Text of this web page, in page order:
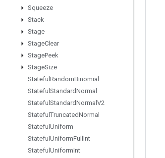
Squeeze
Stack
Stage
StageClear
StagePeek
StageSize
Stateful RandomBinomial
Stateful StandardNormal
Stateful StandardNormal V2
Stateful TruncatedNormal
Stateful Uniform
Stateful UniformFull Int
Stateful UniformInt